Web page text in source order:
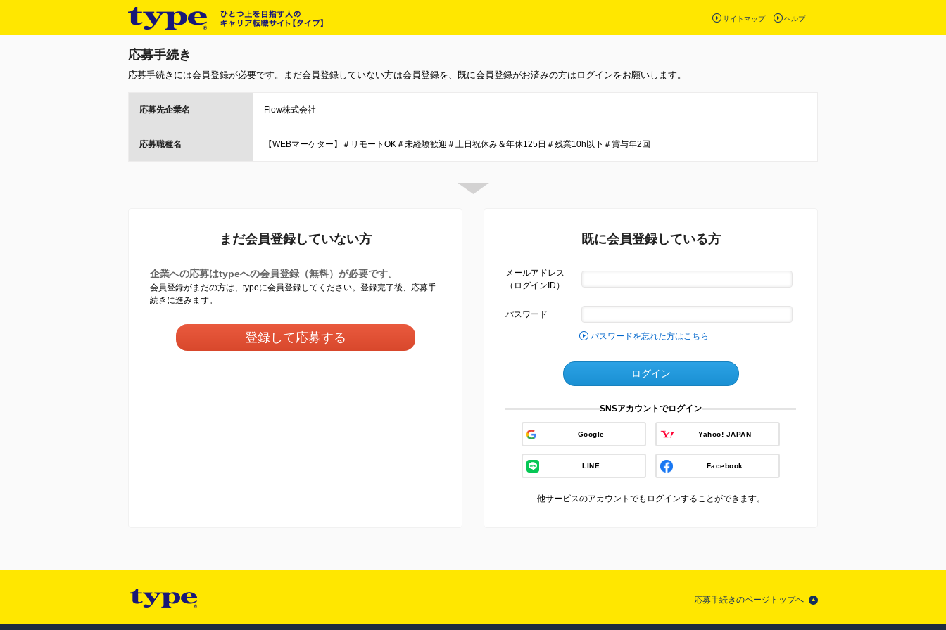
サイトマップ ヘルプ
応募手続き
応募手続きには会員登録が必要です。まだ会員登録していない方は会員登録を、既に会員登録がお済みの方はログインをお願いします。
応募先企業名 Flow株式会社
応募職種名 【WEBマーケター】＃リモートOK＃未経験歓迎＃土日祝休み＆年休125日＃残業10h以下＃賞与年2回
まだ会員登録していない方
企業への応募はtypeへの会員登録（無料）が必要です。
会員登録がまだの方は、typeに会員登録してください。登録完了後、応募手
続きに進みます。
登録して応募する
既に会員登録している方
メールアドレス
（ログインID）
パスワード
パスワードを忘れた方はこちら
ログイン
SNSアカウントでログイン
Google Yahoo! JAPAN
LINE Facebook
他サービスのアカウントでもログインすることができます。
応募手続きのページトップへ